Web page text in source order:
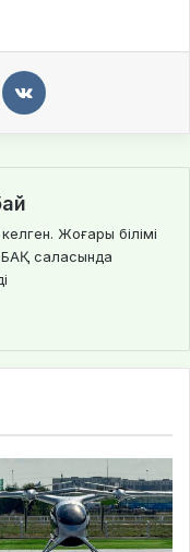
Жоғары білімі
БАҚ саласында